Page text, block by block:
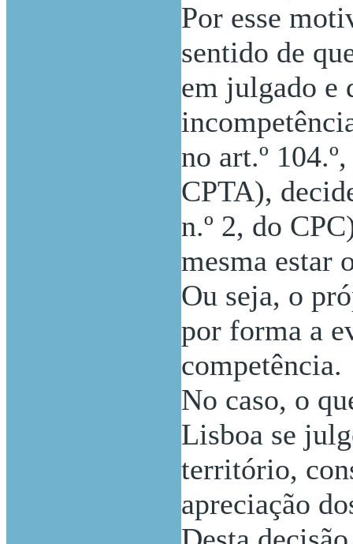
Por esse
sentido de
em julgado e
no art.º
CPTA),
n.º 2, do
mesma estar
Ou seja, o
por forma a
competência.
No caso, o
Lisboa se
território,
apreciação